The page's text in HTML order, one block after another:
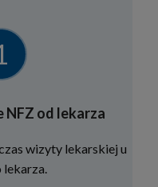
NFZ od lekarza
wizyty lekarskiej u
lekarza.